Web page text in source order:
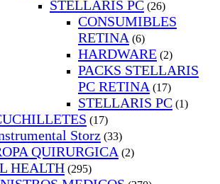
STELLARIS PC (26)
CONSUMIBLES
RETINA (6)
HARDWARE (2)
PACKS STELLARIS
PC RETINA (17)
STELLARIS PC (1)
(17)
Storz (33)
QUIRURGICA (2)
HEALTH (295)